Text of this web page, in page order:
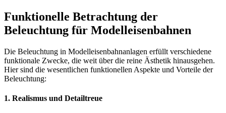
Funktionelle Betrachtung der
Beleuchtung für Modelleisenbahnen
Die Beleuchtung in Modelleisenbahnanlagen erfüllt verschiedene
funktionale Zwecke, die weit über die reine Ästhetik hinausgehen.
Hier sind die wesentlichen funktionellen Aspekte und Vorteile der
Beleuchtung:
1. Realismus und Detailtreue